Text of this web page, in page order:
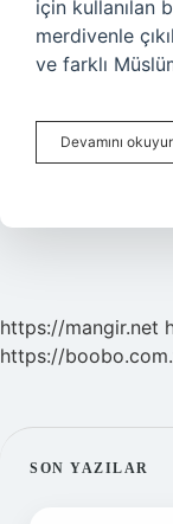
için kullanılan
merdivenle
ve farklı
Devamını
https://mangir.net
https://
SON YAZILAR